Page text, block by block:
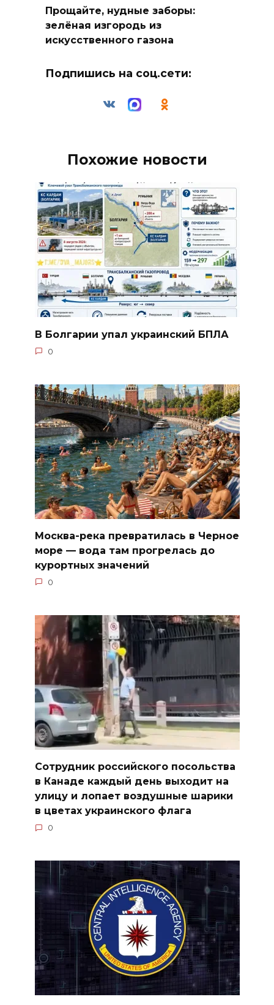
Прощайте, нудные заборы:
зелёная изгородь из
искусственного газона
Подпишись на соц.сети:
Похожие новости
В Болгарии упал украинский БПЛА
0
Москва-река превратилась в Черное
море — вода там прогрелась до
курортных значений
0
Сотрудник российского посольства
в Канаде каждый день выходит на
улицу и лопает воздушные шарики
в цветах украинского флага
0